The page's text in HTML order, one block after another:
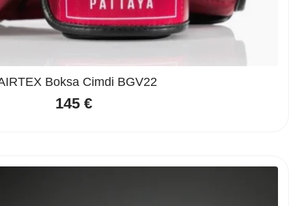
Boksa Cimdi BGV22
145 €